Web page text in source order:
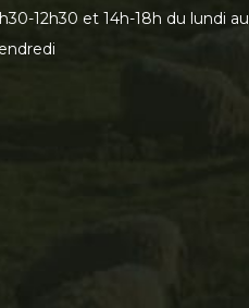
12h30 et 14h-18h du lundi au